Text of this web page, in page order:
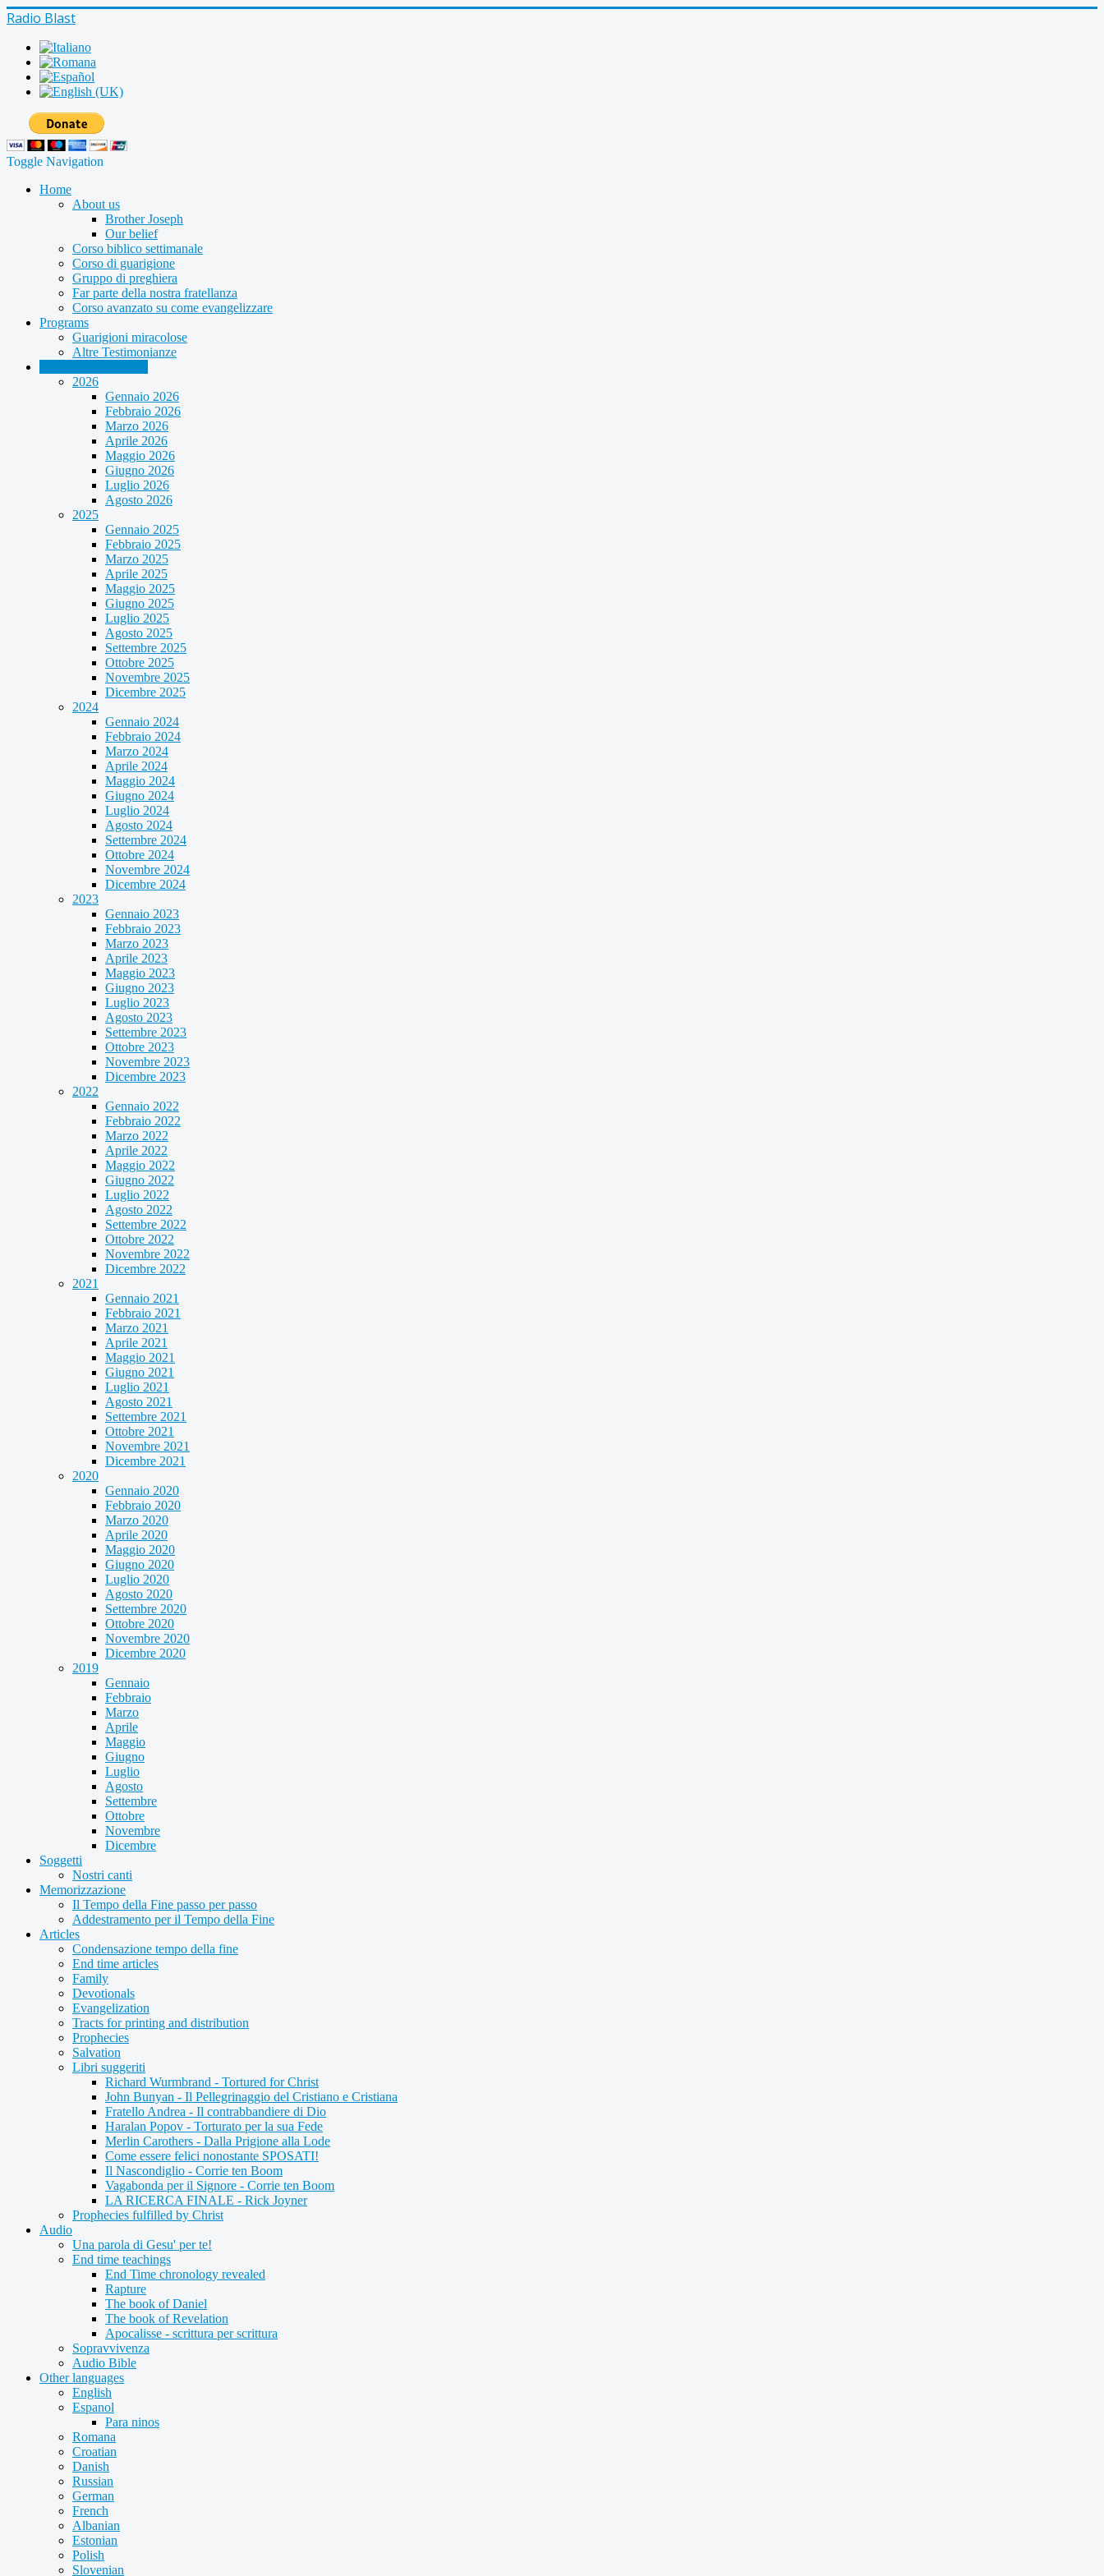
Radio Blast
Toggle Navigation
Home
About us
Brother Joseph
Our belief
Corso biblico settimanale
Corso di guarigione
Gruppo di preghiera
Far parte della nostra fratellanza
Corso avanzato su come evangelizzare
Programs
Guarigioni miracolose
Altre Testimonianze
2026
Gennaio 2026
Febbraio 2026
Marzo 2026
Aprile 2026
Maggio 2026
Giugno 2026
Luglio 2026
Agosto 2026
2025
Gennaio 2025
Febbraio 2025
Marzo 2025
Aprile 2025
Maggio 2025
Giugno 2025
Luglio 2025
Agosto 2025
Settembre 2025
Ottobre 2025
Novembre 2025
Dicembre 2025
2024
Gennaio 2024
Febbraio 2024
Marzo 2024
Aprile 2024
Maggio 2024
Giugno 2024
Luglio 2024
Agosto 2024
Settembre 2024
Ottobre 2024
Novembre 2024
Dicembre 2024
2023
Gennaio 2023
Febbraio 2023
Marzo 2023
Aprile 2023
Maggio 2023
Giugno 2023
Luglio 2023
Agosto 2023
Settembre 2023
Ottobre 2023
Novembre 2023
Dicembre 2023
2022
Gennaio 2022
Febbraio 2022
Marzo 2022
Aprile 2022
Maggio 2022
Giugno 2022
Luglio 2022
Agosto 2022
Settembre 2022
Ottobre 2022
Novembre 2022
Dicembre 2022
2021
Gennaio 2021
Febbraio 2021
Marzo 2021
Aprile 2021
Maggio 2021
Giugno 2021
Luglio 2021
Agosto 2021
Settembre 2021
Ottobre 2021
Novembre 2021
Dicembre 2021
2020
Gennaio 2020
Febbraio 2020
Marzo 2020
Aprile 2020
Maggio 2020
Giugno 2020
Luglio 2020
Agosto 2020
Settembre 2020
Ottobre 2020
Novembre 2020
Dicembre 2020
2019
Gennaio
Febbraio
Marzo
Aprile
Maggio
Giugno
Luglio
Agosto
Settembre
Ottobre
Novembre
Dicembre
Soggetti
Nostri canti
Memorizzazione
Il Tempo della Fine passo per passo
Addestramento per il Tempo della Fine
Articles
Condensazione tempo della fine
End time articles
Family
Devotionals
Evangelization
Tracts for printing and distribution
Prophecies
Salvation
Libri suggeriti
Richard Wurmbrand - Tortured for Christ
John Bunyan - Il Pellegrinaggio del Cristiano e Cristiana
Fratello Andrea - Il contrabbandiere di Dio
Haralan Popov - Torturato per la sua Fede
Merlin Carothers - Dalla Prigione alla Lode
Come essere felici nonostante SPOSATI!
Il Nascondiglio - Corrie ten Boom
Vagabonda per il Signore - Corrie ten Boom
LA RICERCA FINALE - Rick Joyner
Prophecies fulfilled by Christ
Audio
Una parola di Gesu' per te!
End time teachings
End Time chronology revealed
Rapture
The book of Daniel
The book of Revelation
Apocalisse - scrittura per scrittura
Sopravvivenza
Audio Bible
Other languages
English
Espanol
Para ninos
Romana
Croatian
Danish
Russian
German
French
Albanian
Estonian
Polish
Slovenian